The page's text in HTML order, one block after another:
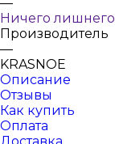
Ничего лишнего
Производитель
—
KRASNOE
Описание
Отзывы
Как купить
Оплата